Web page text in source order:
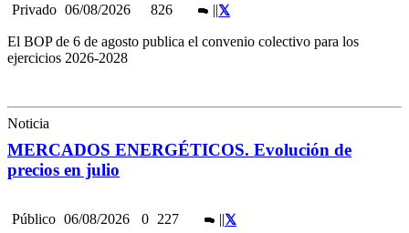
Privado 06/08/2026 826 ||
El BOP de 6 de agosto publica el convenio colectivo para los
ejercicios 2026-2028
Noticia
MERCADOS ENERGÉTICOS. Evolución de
precios en julio
Público 06/08/2026 0 227 ||